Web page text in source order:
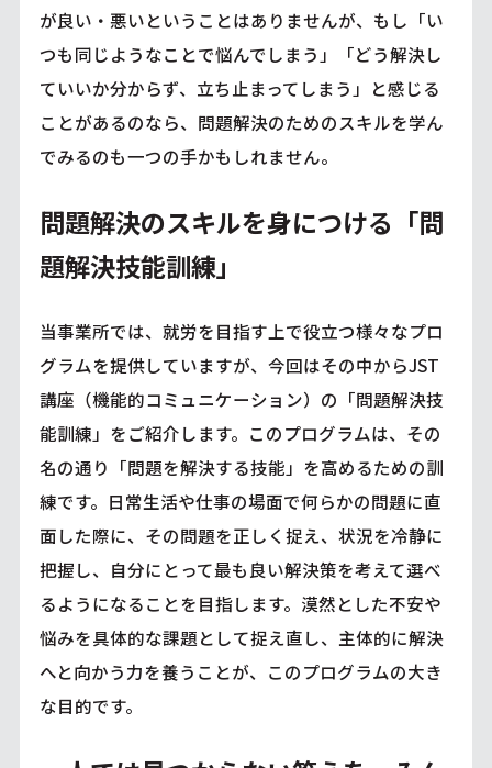
が良い・悪いということはありませんが、もし「い
つも同じようなことで悩んでしまう」「どう解決し
ていいか分からず、立ち止まってしまう」と感じる
ことがあるのなら、問題解決のためのスキルを学ん
でみるのも一つの手かもしれません。
問題解決のスキルを身につける「問
題解決技能訓練」
当事業所では、就労を目指す上で役立つ様々なプロ
グラムを提供していますが、今回はその中からJST
講座（機能的コミュニケーション）の「問題解決技
能訓練」をご紹介します。このプログラムは、その
名の通り「問題を解決する技能」を高めるための訓
練です。日常生活や仕事の場面で何らかの問題に直
面した際に、その問題を正しく捉え、状況を冷静に
把握し、自分にとって最も良い解決策を考えて選べ
るようになることを目指します。漠然とした不安や
悩みを具体的な課題として捉え直し、主体的に解決
へと向かう力を養うことが、このプログラムの大き
な目的です。